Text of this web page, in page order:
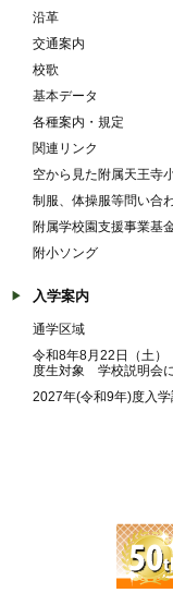
沿革
交通案内
校歌
基本データ
各種案内・規定
関連リンク
空から見た附属天王寺
制服、体操服等問い合
附属学校園支援事業基
附小ソング
入学案内
通学区域
令和8年8月22日（土
度生対象 学校説明会
2027年(令和9年)度入学